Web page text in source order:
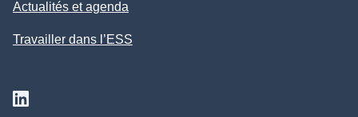
Actualités et agenda
Travailler dans l’ESS